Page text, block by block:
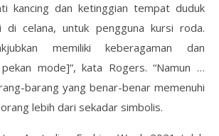
kancing dan ketinggian tempat duduk
di celana, untuk pengguna kursi roda.
memiliki keberagaman dan
mode]”, kata Rogers. “Namun …
barang yang benar-benar memenuhi
lebih dari sekadar simbolis.